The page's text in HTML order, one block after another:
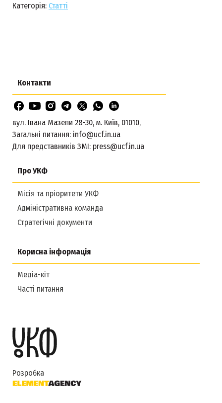
Категорія: Статті
Розробка
Про УКФ
Місія та пріоритети УКФ
Адміністративна команда
Стратегічні документи
Корисна інформація
Медіа-кіт
Часті питання
Контакти
вул. Івана Мазепи 28-30, м. Київ, 01010,
Загальні питання: info@ucf.in.ua
Для представників ЗМІ: press@ucf.in.ua